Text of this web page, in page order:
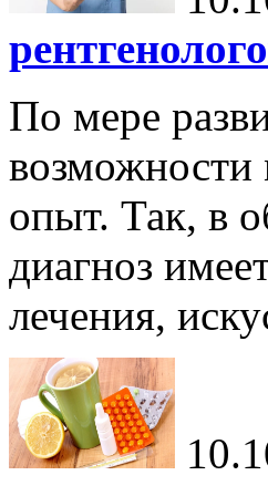
По мере
возможности
опыт. Так, в
диагноз
лечения,